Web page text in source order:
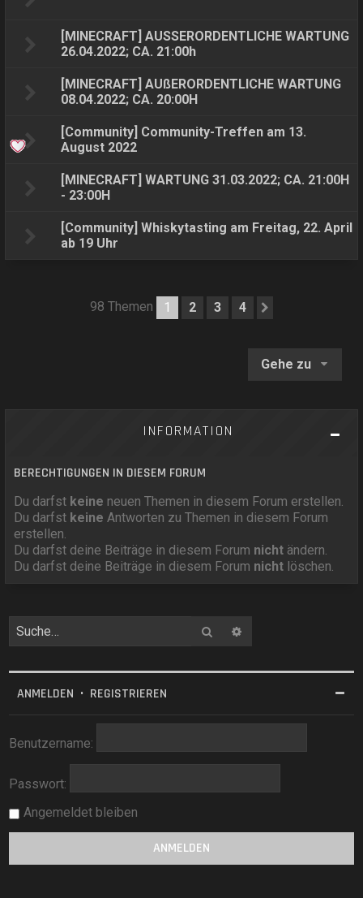
[MINECRAFT] AUSSERORDENTLICHE WARTUNG
26.04.2022; CA. 21:00h
[MINECRAFT] AUßERORDENTLICHE WARTUNG
08.04.2022; CA. 20:00H
[Community] Community-Treffen am 13.
August 2022
[MINECRAFT] WARTUNG 31.03.2022; CA. 21:00H
- 23:00H
[Community] Whiskytasting am Freitag, 22. April
ab 19 Uhr
98 Themen 1 2 3 4
Gehe zu
INFORMATION
BERECHTIGUNGEN IN DIESEM FORUM
Du darfst keine neuen Themen in diesem Forum erstellen.
Du darfst keine Antworten zu Themen in diesem Forum
erstellen.
Du darfst deine Beiträge in diesem Forum nicht ändern.
Du darfst deine Beiträge in diesem Forum nicht löschen.
Suche
ANMELDEN • REGISTRIEREN
Benutzername:
Passwort:
Angemeldet bleiben